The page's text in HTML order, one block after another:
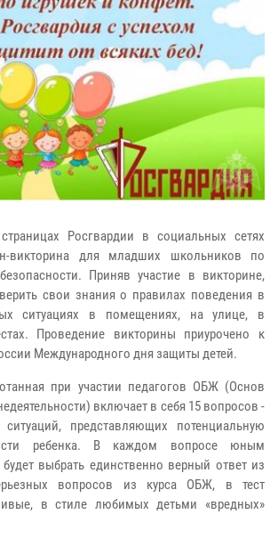
Росгвардии в социальных сетях
викторина для младших школьников по
Приняв участие в викторине,
свои знания о правилах поведения в
ситуациях в помещениях, на улице, в
Проведение викторины приурочено к
Международного дня защиты детей.
при участии педагогов ОБЖ (Основ
включает в себя 15 вопросов -
представляющих потенциальную
ребенка. В каждом вопросе юным
выбрать единственно верный ответ из
вопросов из курса ОБЖ, в тест
в стиле любимых детьми «вредных»